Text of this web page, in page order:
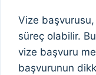
Vize
süreç olabilir.
vize başvuru
başvurunun